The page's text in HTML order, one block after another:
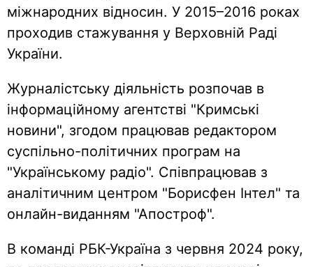
міжнародних відносин. У 2015–2016 роках
проходив стажування у Верховній Раді
України.
Журналістську діяльність розпочав в
інформаційному агентстві "Кримські
новини", згодом працював редактором
суспільно-політичних програм на
"Українському радіо". Співпрацював з
аналітичним центром "Борисфен Інтел" та
онлайн-виданням "Апостроф".
В команді РБК-Україна з червня 2024 року,